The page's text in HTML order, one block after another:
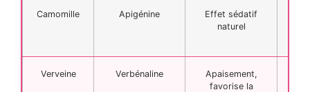
Camomille Apigénine
Effet sédatif
naturel
Verveine Verbénaline
Apaisement,
favorise la